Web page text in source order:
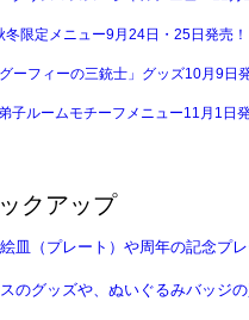
冬限定メニュー9月24日・25日発売！
ーフィーの三銃士」グッズ10月9日
子ルームモチーフメニュー11月1日発
クアップ
皿（プレート）や周年の記念プ
のグッズや、ぬいぐるみバッジの